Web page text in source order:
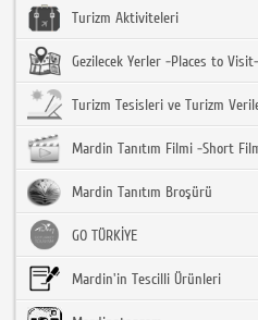
Turizm Aktiviteleri
Gezilecek Yerler -Places to Visit-
Turizm Tesisleri ve Turizm
Mardin Tanıtım Filmi -Short
Mardin Tanıtım Broşürü
GO TÜRKİYE
Mardin'in Tescilli Ürünleri